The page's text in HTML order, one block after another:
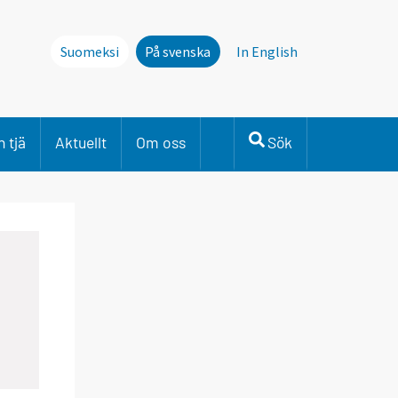
Suomeksi På svenska In English
tjä Aktuellt Om oss Sök